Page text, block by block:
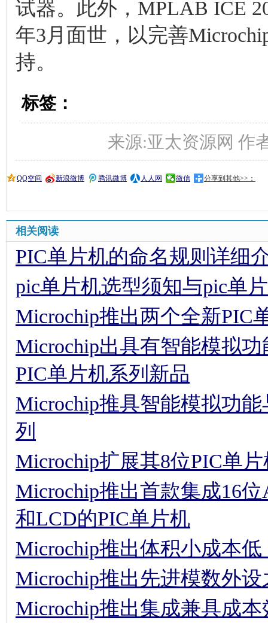
试器。此外，MPLAB ICE
年3月面世，以完善
持。
标签：
来源:亚太资源网 作
QQ空间 新浪微博 腾讯微博 人人网 微信 分享到其他>>：
相关阅读
PIC单片机的命名规则详细
pic单片机选型须知与pic单
Microchip推出两个全新PIC
Microchip出具有智能模拟
PIC单片机系列新品
Microchip推具智能模拟功
列
Microchip扩展其8位PIC单
Microchip推出首款集成16
和LCD的PIC单片机
Microchip推出体积小成本
Microchip推出先进模数外
Microchip推出集成兼具成